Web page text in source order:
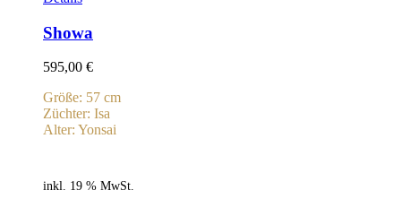
Showa
595,00 €
Größe: 57 cm
Züchter: Isa
Alter: Yonsai
inkl. 19 % MwSt.